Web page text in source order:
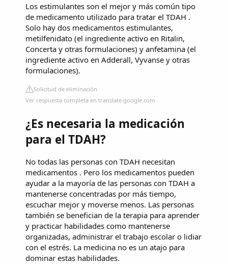
Los estimulantes son el mejor y más común tipo
de medicamento utilizado para tratar el TDAH .
Solo hay dos medicamentos estimulantes,
metilfenidato (el ingrediente activo en Ritalin,
Concerta y otras formulaciones) y anfetamina (el
ingrediente activo en Adderall, Vyvanse y otras
formulaciones).
Solicitud de eliminación
Ver respuesta completa en translate.google.com
¿Es necesaria la medicación
para el TDAH?
No todas las personas con TDAH necesitan
medicamentos . Pero los medicamentos pueden
ayudar a la mayoría de las personas con TDAH a
mantenerse concentradas por más tiempo,
escuchar mejor y moverse menos. Las personas
también se benefician de la terapia para aprender
y practicar habilidades como mantenerse
organizadas, administrar el trabajo escolar o lidiar
con el estrés. La medicina no es un atajo para
dominar estas habilidades.